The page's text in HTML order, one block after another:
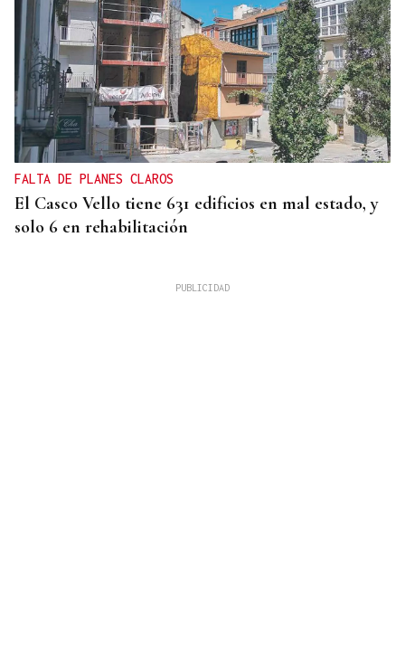
FALTA DE PLANES CLAROS
El Casco Vello tiene 631 edificios en mal estado, y
solo 6 en rehabilitación